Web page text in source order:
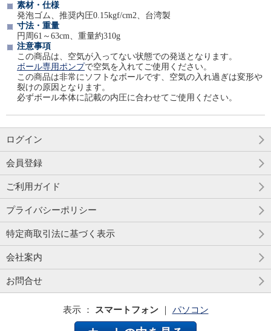
素材・仕様
発泡ゴム、推奨内圧0.15kgf/cm2、台湾製
寸法・重量
円周61～63cm、重量約310g
注意事項
この商品は、空気が入ってない状態での発送となります。
ボール専用ポンプで空気を入れてご使用ください。
この商品は非常にソフトなボールです、空気の入れ過ぎは変形や
裂けの原因となります。
必ずボール本体に記載の内圧に合わせてご使用ください。
ログイン
会員登録
ご利用ガイド
プライバシーポリシー
特定商取引法に基づく表示
会社案内
お問合せ
表示 ： スマートフォン｜ パソコン